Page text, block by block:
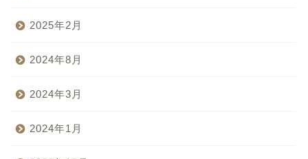
2025年2月
2024年8月
2024年3月
2024年1月